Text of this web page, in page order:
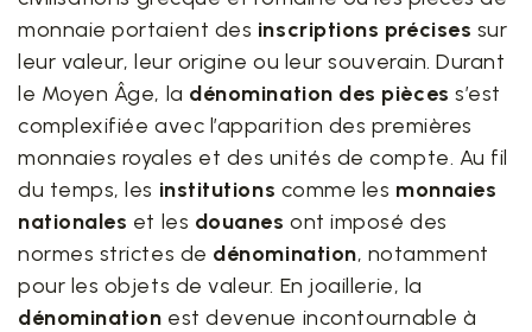
monnaie portaient des inscriptions précises sur
leur valeur, leur origine ou leur souverain. Durant
le Moyen Âge, la dénomination des piècess’est
complexifiée avec l’apparition des premières
monnaies royales et des unités de compte. Au fil
du temps, les institutions comme les monnaies
nationales et les douanesont imposé des
normes strictes de dénomination, notamment
pour les objets de valeur. En joaillerie, la
dénomination est devenue incontournable à